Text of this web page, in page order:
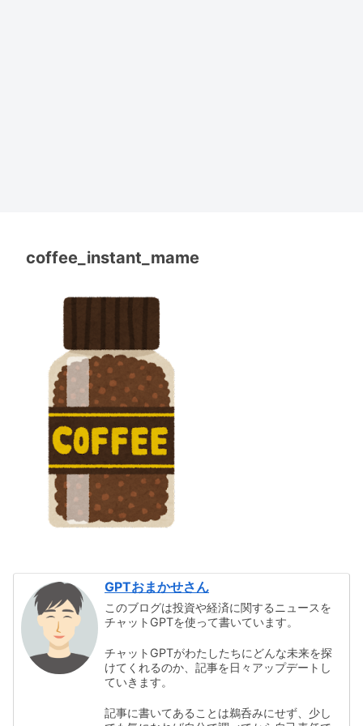
coffee_instant_mame
GPTおまかせさん
このブログは投資や経済に関するニュースを
チャットGPTを使って書いています。
チャットGPTがわたしたちにどんな未来を探
けてくれるのか、記事を日々アップデートし
ていきます。
記事に書いてあることは鵜呑みにせず、少し